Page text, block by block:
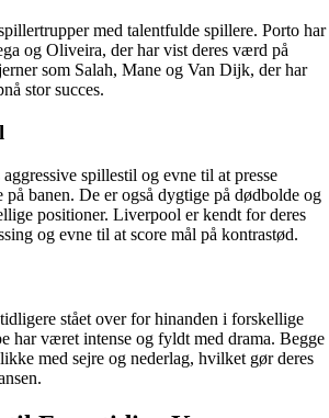
med talentfulde spillere. Porto har
og Oliveira, der har vist deres værd på
som Salah, Mane og Van Dijk, der har
stor succes.
spillestil og evne til at presse
på banen. De er også dygtige på dødbolde og
positioner. Liverpool er kendt for deres
og evne til at score mål på kontrastød.
stået over for hinanden i forskellige
har været intense og fyldt med drama. Begge
med sejre og nederlag, hvilket gør deres